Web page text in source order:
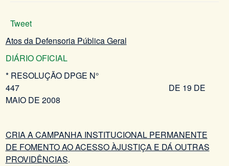
Tweet
Atos da Defensoria Pública Geral
DIÁRIO OFICIAL
* RESOLUÇÃO DPGE N°
447 DE 19 DE
MAIO DE 2008
CRIA A CAMPANHA INSTITUCIONAL PERMANENTE
DE FOMENTO AO ACESSO ÀJUSTIÇA E DÁ OUTRAS
PROVIDÊNCIAS.